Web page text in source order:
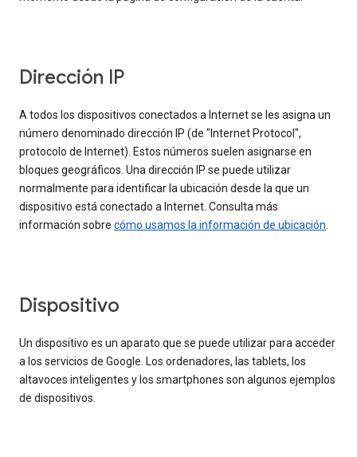
Dirección IP
A todos los dispositivos conectados a Internet se les asigna un
número denominado dirección IP (de "Internet Protocol",
protocolo de Internet). Estos números suelen asignarse en
bloques geográficos. Una dirección IP se puede utilizar
normalmente para identificar la ubicación desde la que un
dispositivo está conectado a Internet. Consulta más
información sobre cómo usamos la información de ubicación.
Dispositivo
Un dispositivo es un aparato que se puede utilizar para acceder
a los servicios de Google. Los ordenadores, las tablets, los
altavoces inteligentes y los smartphones son algunos ejemplos
de dispositivos.